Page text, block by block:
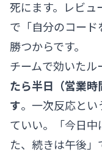
死にます。レビュ
で「自分のコード
勝つからです。
チームで効いたル
たら半日（営業
す。一次反応とい
ていい。「今日中
た、続きは午後